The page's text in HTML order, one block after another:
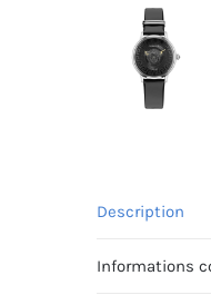
Description
Informations